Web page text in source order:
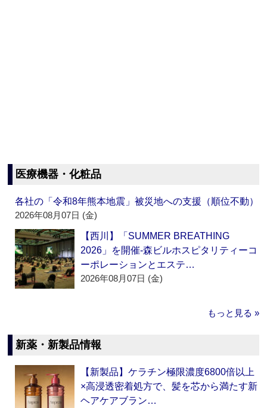
医療機器・化粧品
各社の「令和8年熊本地震」被災地への支援（順位不動）
2026年08月07日 (金)
【西川】「SUMMER BREATHING
2026」を開催‐森ビルホスピタリティーコ
ーポレーションとエステ…
2026年08月07日 (金)
もっと見る »
新薬・新製品情報
【新製品】ケラチン極限濃度6800倍以上
×高浸透密着処方で、髪を芯から満たす新
ヘアケアブラン…